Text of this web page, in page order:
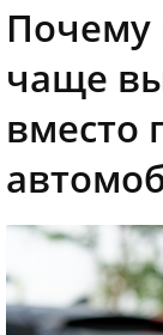
Почему
чаще
вместо